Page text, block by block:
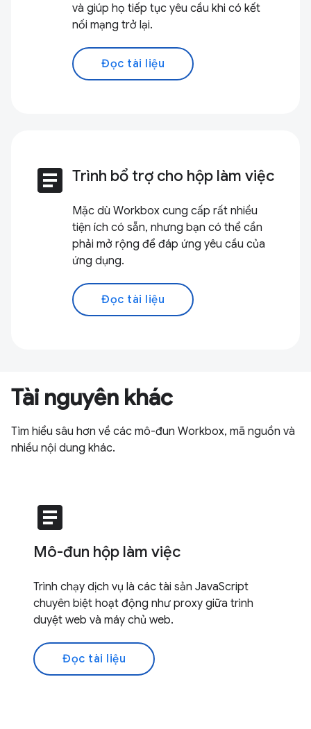
và giúp họ tiếp tục yêu cầu khi có kết
nối mạng trở lại.
Đọc tài liệu
article Trình bổ trợ cho hộp làm việc
Mặc dù Workbox cung cấp rất nhiều
tiện ích có sẵn, nhưng bạn có thể cần
phải mở rộng để đáp ứng yêu cầu của
ứng dụng.
Đọc tài liệu
Tài nguyên khác
Tìm hiểu sâu hơn về các mô-đun Workbox, mã nguồn và
nhiều nội dung khác.
article
Mô-đun hộp làm việc
Trình chạy dịch vụ là các tài sản JavaScript
chuyên biệt hoạt động như proxy giữa trình
duyệt web và máy chủ web.
Đọc tài liệu